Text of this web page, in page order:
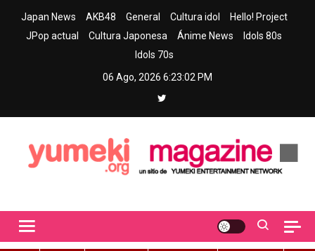
Japan News AKB48 General Cultura idol
Hello! Project
JPop actual
Cultura Japonesa Ánime News
Idols 80s
Idols 70s
06 Ago, 2026 6:23:03 PM